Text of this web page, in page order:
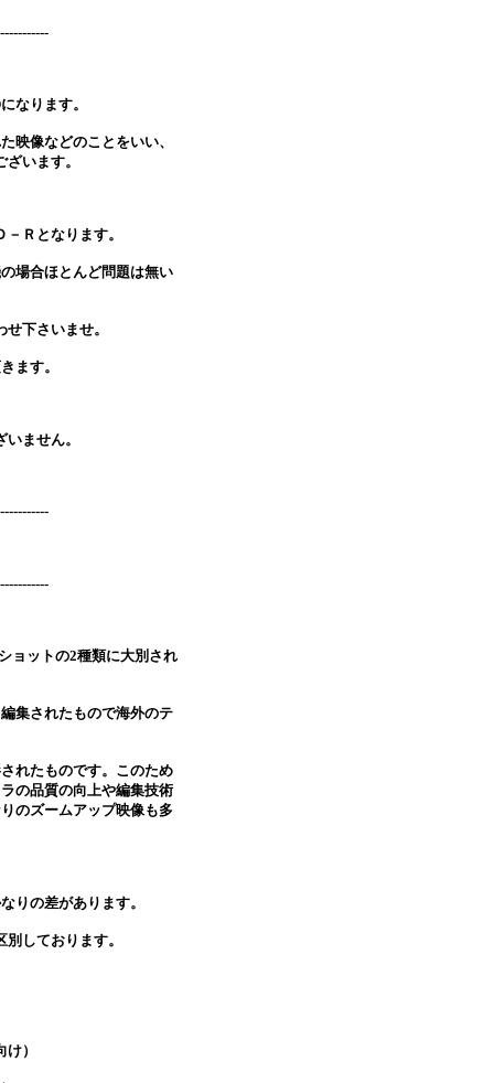
なります。
映像などのことをいい、
います。
Ｒとなります。
場合ほとんど問題は無い
下さいませ。
ます。
ません。
ョットの2種類に大別され
集されたもので海外のテ
れたものです。このため
の品質の向上や編集技術
のズームアップ映像も多
りの差があります。
しております。
）